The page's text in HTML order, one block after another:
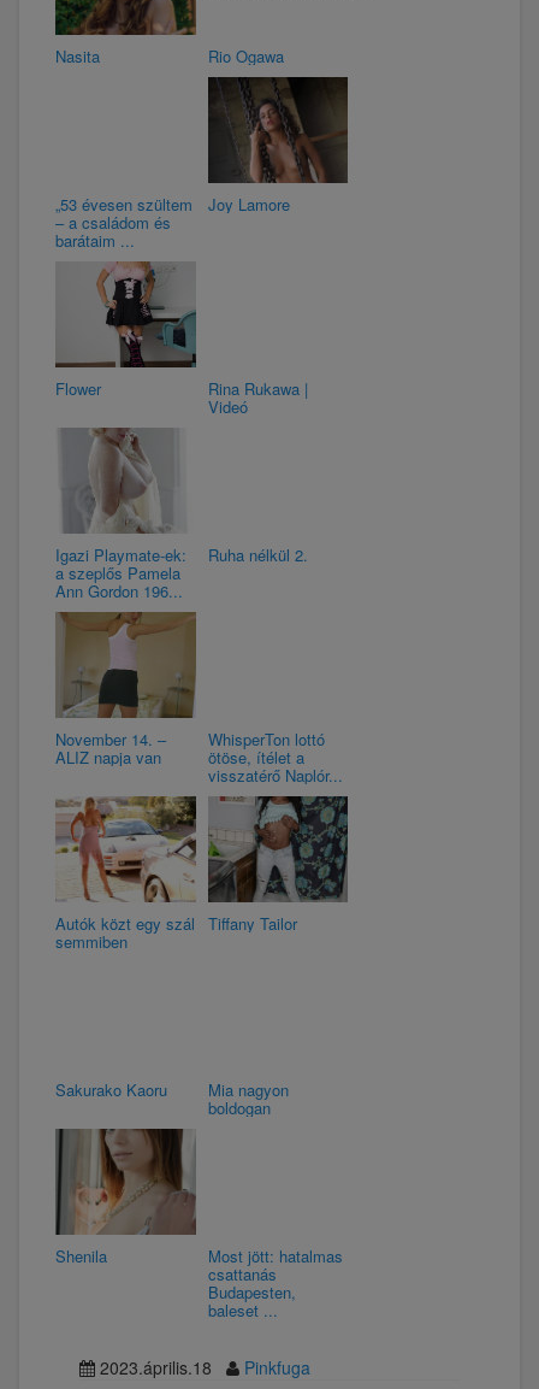
Nasita Rio Ogawa
„53 évesen szültem
– a családom és
barátaim ...
Joy Lamore
Flower Rina Rukawa |
Videó
Igazi Playmate-ek:
a szeplős Pamela
Ann Gordon 196...
Ruha nélkül 2.
November 14. –
ALIZ napja van
WhisperTon lottó
ötöse, ítélet a
visszatérő Naplór...
Autók közt egy szál
semmiben
Tiffany Tailor
Sakurako Kaoru Mia nagyon
boldogan
Shenila Most jött: hatalmas
csattanás
Budapesten,
baleset ...
2023.április.18 Pinkfuga